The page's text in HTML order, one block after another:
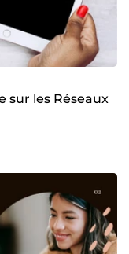
sur les Réseaux